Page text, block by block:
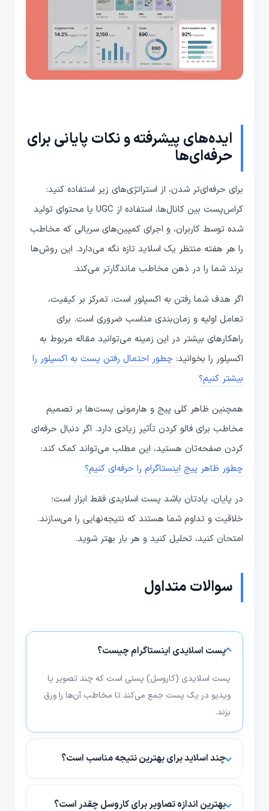
ایده‌های پیشرفته و نکات پایانی برای
حرفه‌ای‌ها
برای حرفه‌ای‌تر شدن، از استراتژی‌های زیر استفاده کنید:
کراس‌پست بین کانال‌ها، استفاده از UGC یا محتوای تولید
شده توسط کاربران، و اجرای کمپین‌های سریالی که مخاطب
را هر هفته منتظر یک اسلاید تازه نگه می‌دارد. این روش‌ها
برند شما را در ذهن مخاطب ماندگارتر می‌کند.
اگر هدف شما رفتن به اکسپلور است، تمرکز بر کیفیت،
تعامل اولیه و زمان‌بندی مناسب ضروری است. برای
راهکارهای بیشتر در این زمینه می‌توانید مقاله مربوط به
اکسپلور را بخوانید: چطور احتمال رفتن پست به اکسپلور را
بیشتر کنیم؟
همچنین ظاهر کلی پیج و هارمونی پست‌ها بر تصمیم
مخاطب برای فالو کردن تأثیر زیادی دارد. اگر دنبال حرفه‌ای
کردن صفحه‌تان هستید، این مطلب می‌تواند کمک کند:
چطور ظاهر پیج اینستاگرام را حرفه‌ای کنیم؟
در پایان، یادتان باشد پست اسلایدی فقط ابزار است؛
خلاقیت و تداوم شما هستند که نتیجه‌نهایی را می‌سازند.
امتحان کنید، تحلیل کنید و هر بار بهتر شوید.
سوالات متداول
پست اسلایدی اینستاگرام چیست؟
پست اسلایدی (کاروسل) پستی است که چند تصویر یا
ویدیو در یک پست جمع می‌کند تا مخاطب آن‌ها را ورق
بزند.
چند اسلاید برای بهترین نتیجه مناسب است؟
معمولاً بین 3 تا 10 اسلاید مناسب است؛ اما محتوا باید
مختصر و جذاب باشد تا مخاطب تا آخر همراهی کند.
بهترین اندازه تصاویر برای کاروسل چقدر است؟